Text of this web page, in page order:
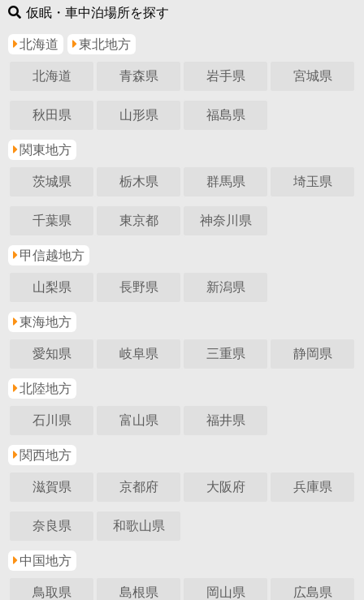
仮眠・車中泊場所を探す
北海道 東北地方
北海道 青森県 岩手県 宮城県
秋田県 山形県 福島県
関東地方
茨城県 栃木県 群馬県 埼玉県
千葉県 東京都 神奈川県
甲信越地方
山梨県 長野県 新潟県
東海地方
愛知県 岐阜県 三重県 静岡県
北陸地方
石川県 富山県 福井県
関西地方
滋賀県 京都府 大阪府 兵庫県
奈良県 和歌山県
中国地方
鳥取県 島根県 岡山県 広島県